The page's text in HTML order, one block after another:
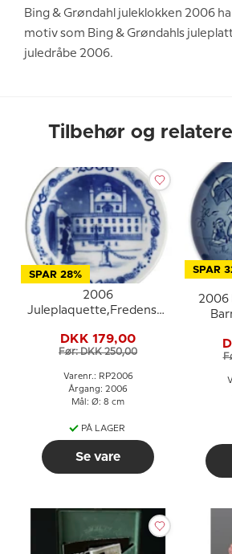
Bing & Grøndahl juleklokken 2006
motiv som Bing & Grøndahls
juledråbe 2006.
Tilbehør og
SPAR 28%
2006
Juleplaquette,Fredensborg
DKK 179,00
Før: DKK 250,00
Varenr.: RP2006
Årgang: 2006
Mål: Ø: 8 cm
PÅ LAGER
Se vare
SPAR
2006